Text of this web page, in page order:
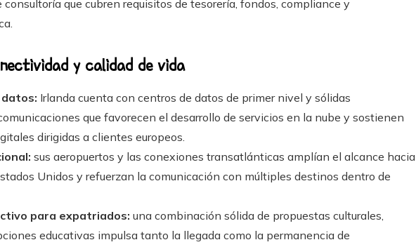
que cubren requisitos de tesorería, fondos, compliance y
y calidad de vida
Irlanda cuenta con centros de datos de primer nivel y sólidas
que favorecen el desarrollo de servicios en la nube y sostienen
dirigidas a clientes europeos.
sus aeropuertos y las conexiones transatlánticas amplían el alcance hacia
Unidos y refuerzan la comunicación con múltiples destinos dentro de
para expatriados: una combinación sólida de propuestas culturales,
educativas impulsa tanto la llegada como la permanencia de